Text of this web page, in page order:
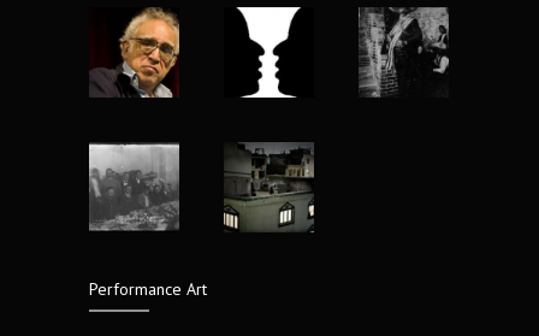
7 years ago
Nu Project mujeres reales de Matt Blume
4920
13 years ago
Yo fotografío para la historia: Abbas
(1944-2018)
8 years ago
El lenguaje silencioso del cuerpo,
Performance Art